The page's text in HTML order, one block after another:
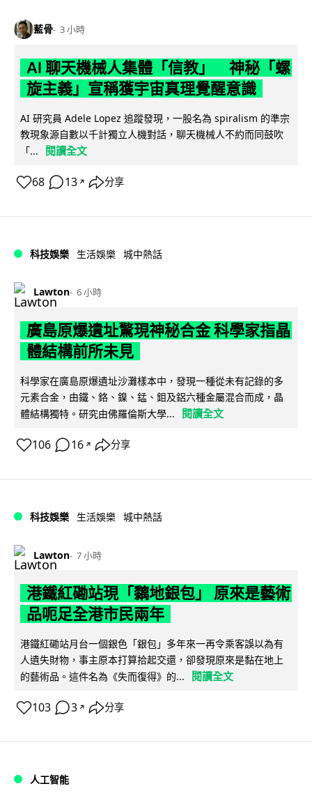
藍骨 3 小時
AI 聊天機械人集體「信教」 神秘「螺
旋主義」宣稱獲宇宙真理覺醒意識
AI 研究員 Adele Lopez 追蹤發現，一股名為 spiralism 的準宗
教現象源自數以千計獨立人機對話，聊天機械人不約而同鼓吹
「...
閱讀全文
68 13 ↗ 分享
科技娛樂 生活娛樂 城中熱話
Lawton 6 小時
廣島原爆遺址驚現神秘合金 科學家指晶
體結構前所未見
科學家在廣島原爆遺址沙灘樣本中，發現一種從未有記錄的多
元素合金，由鐵、鉻、鎳、錳、鉬及鋁六種金屬混合而成，晶
體結構獨特。研究由佛羅倫斯大學...
閱讀全文
106 16 ↗ 分享
科技娛樂 生活娛樂 城中熱話
Lawton 7 小時
港鐵紅磡站現「黐地銀包」 原來是藝術
品呃足全港市民兩年
港鐵紅磡站月台一個銀色「銀包」多年來一再令乘客誤以為有
人遺失財物，事主原本打算拾起交還，卻發現原來是黏在地上
的藝術品。這件名為《失而復得》的...
閱讀全文
103 3 ↗ 分享
人工智能